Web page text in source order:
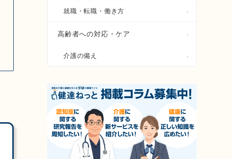
就職・転職・働き方
高齢者への対応・ケア
介護の備え